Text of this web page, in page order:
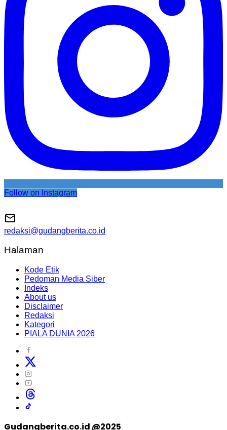
Follow on Instagram
redaksi@gudangberita.co.id
Halaman
Kode Etik
Pedoman Media Siber
Indeks
About us
Disclaimer
Redaksi
Kategori
PIALA DUNIA 2026
Gudangberita.co.id @2025